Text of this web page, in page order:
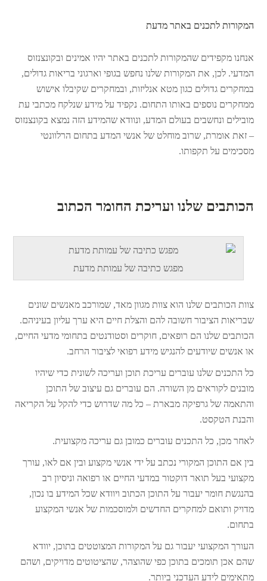
המקורות לתכנים באתר מדעת
אנחנו מקפידים שהמקורות לתכנים באתר יהיו אמינים ובקונצנזוס
המדעי. לכן, את המקורות שלנו נחפש בגופי וארגוני בריאות גדולים,
במחקרים גדולים כגון מטא אנליזות, ובמחקרים שקיבלו אישוש
ממחקרים נוספים באותו התחום. נקפיד על מידע שנלקח מכתבי עת
מובילים ונחשבים בעולם המדע, ונוודא שהמידע הזה נמצא בקונצנזוס
– זאת אומרת, שרוב מוחלט של אנשי המדע בתחום הרלוונטי
מסכימים על תקפותו.
הכותבים שלנו ועריכת החומר הכתוב
מפגש כתיבה של עמותת מדעת
צוות הכותבים שלנו הוא צוות מגוון מאד, שמורכב מאנשים שונים
שבריאות הציבור חשובה להם והצלת חיים היא ערך עליון בעיניהם.
הכותבים שלנו הם רופאים, חוקרים וסטודנטים בתחומי מדעי החיים,
או אנשים שיודעים להנגיש מידע רפואי לציבור הרחב.
כל התכנים שלנו עוברים עריכת תוכן ועריכה לשונית כדי שיהיו
מובנים לקוראים מן השורה. הם עוברים גם עיצוב של התוכן
והתאמה של גרפיקה מבארת – כל מה שדרוש כדי להקל על הקריאה
והבנת הטקסט.
לאחר מכן, כל התכנים עוברים כמובן גם עריכה מקצועית.
בין אם התוכן המקורי נכתב על ידי אנשי מקצוע ובין אם לאו, עורך
מקצועי בעל תואר דוקטור במדעי החיים או רפואה וניסיון רב
בהנגשת חומר יעבור על התוכן הכתוב ויוודא שכל המידע בו נכון,
מדויק ותואם למחקרים החדשים ולמוסכמות של אנשי המקצוע
בתחום.
העורך המקצועי יעבור גם על המקורות המצוטטים בתוכן, יוודא
שהם אכן תומכים בתוכן כפי שהוצהר, שהציטוטים מדויקים, ושהם
מתאימים לידע העדכני ביותר.